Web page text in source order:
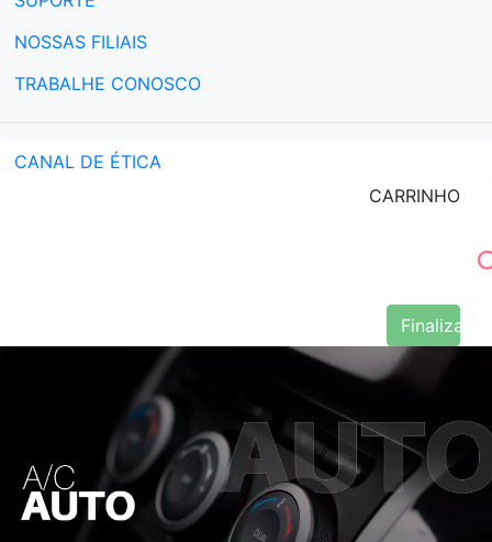
NOSSAS FILIAIS
TRABALHE CONOSCO
CANAL DE ÉTICA
CARRINHO
Finalizar